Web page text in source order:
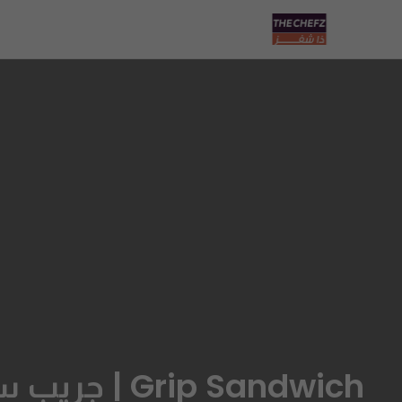
Grip Sandwich | جريب ساندويتش